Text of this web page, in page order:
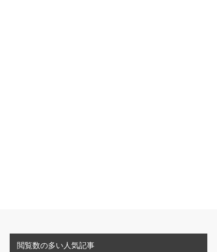
閲覧数の多い人気記事